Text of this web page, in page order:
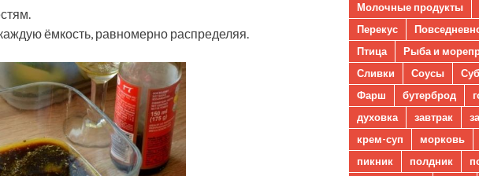
ёмкость, равномерно распределяя.
Молочные продукты
Перекус
Птица
Рыба и
Сливки
Соусы
Фарш
бутерброд
духовка
завтрак
крем-суп
морковь
пикник
полдник